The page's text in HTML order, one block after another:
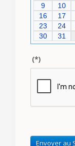
9
10
16
17
23
24
30
31
(*)